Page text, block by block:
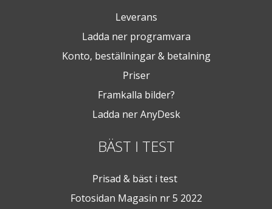
Leverans
Ladda ner programvara
Konto, beställningar & betalning
Priser
Framkalla bilder?
Ladda ner AnyDesk
BÄST I TEST
Prisad & bäst i test
Fotosidan Magasin nr 5 2022